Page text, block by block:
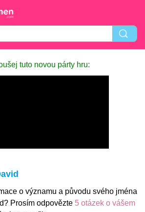
tuto novou párty hru:
o významu a původu svého jména
Prosím odpovězte 5 otázek o vášem